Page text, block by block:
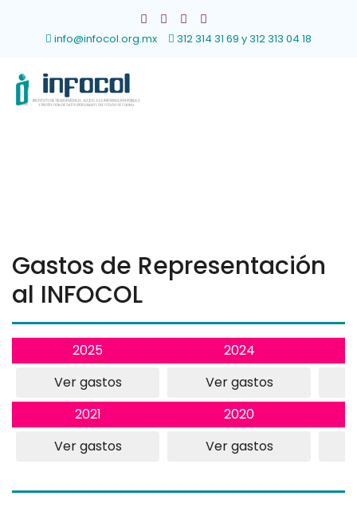
info@infocol.org.mx 312 314 31 69 y 312 313 04 18
Gastos de Representación
al INFOCOL
2025
2024
Ver gastos
Ver gastos
2021
2020
Ver gastos
Ver gastos